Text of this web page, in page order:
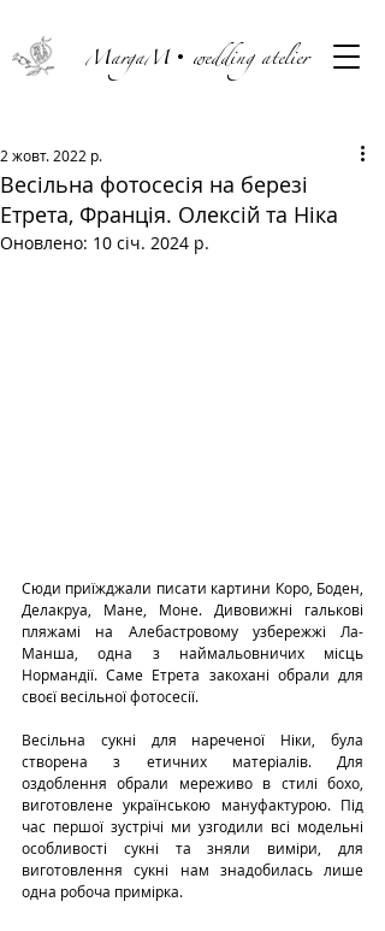
MargaM• wedding atelier
Весільна фотосесія на березі
Етрета, Франція. Олексій та Ніка
2 жовт. 2022 р.
Оновлено: 10 січ. 2024 р.
Сюди приїжджали писати картини Коро, Боден,
Делакруа, Мане, Моне. Дивовижні галькові
пляжамі на Алебастровому узбережжі Ла-
Манша, одна з наймальовничих місць
Нормандії. Саме Етрета закохані обрали для
своєї весільної фотосесії.
Весільна сукні для нареченої Ніки, була
створена з етичних матеріалів. Для
оздоблення обрали мереживо в стилі бохо,
виготовлене українською мануфактурою. Під
час першої зустрічі ми узгодили всі модельні
особливості сукні та зняли виміри, для
виготовлення сукні нам знадобилась лише
одна робоча примірка.